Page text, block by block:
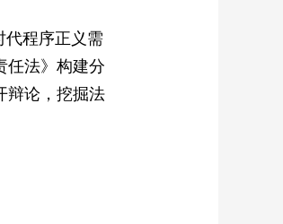
代程序正义需
任法》构建分
辩论，挖掘法